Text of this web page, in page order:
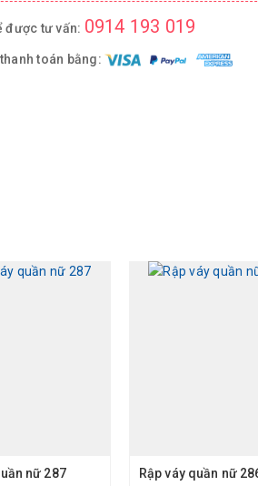
được tư vấn: 0914 193 019
toán bằng:
nữ 287 Rập váy quần nữ